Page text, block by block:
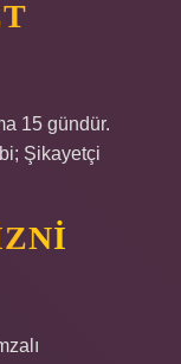
15 gündür.
Şikayetçi